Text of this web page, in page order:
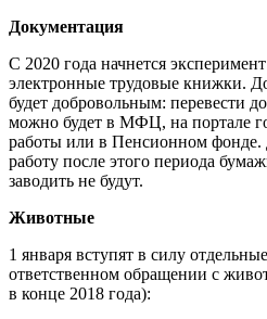
Документация
С 2020 года начнется
электронные трудовые книжки.
будет добровольным: перевести
можно будет в МФЦ, на портале
работы или в Пенсионном
работу после этого периода
заводить не будут.
Животные
1 января вступят в силу
ответственном обращении с
в конце 2018 года):